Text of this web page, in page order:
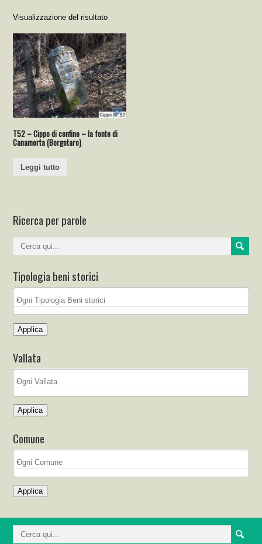
Visualizzazione del risultato
T52 – Cippo di confine – la fonte di
Canamorta (Borgotaro)
Leggi tutto
Ricerca per parole
Tipologia beni storici
Applica
Vallata
Applica
Comune
Applica